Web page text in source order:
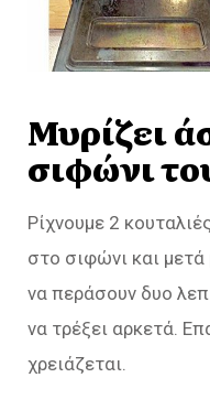
Μυρίζει
σιφώνι
Ρίχνουμε 2
στο σιφώνι και μετά
να περάσουν δυο
να τρέξει αρκετά.
χρειάζεται.